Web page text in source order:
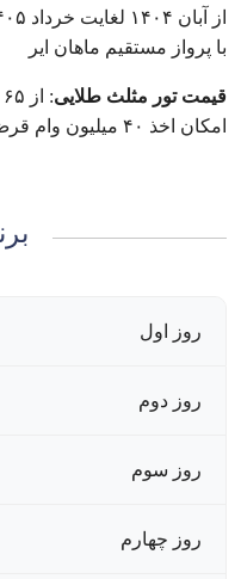
از آبان ۱۴۰۴ لغایت خرداد ۱۴۰۵
با پرواز مستقیم ماهان ایر
قیمت تور مثلث طلایی: از ۶۵ میلیون تومان
امکان اخذ ۴۰ میلیون وام قرض الحسنه وجود دارد.
روز اول
روز دوم
روز سوم
روز چهارم